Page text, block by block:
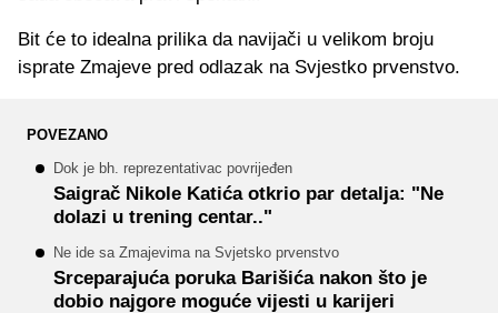
Bit će to idealna prilika da navijači u velikom broju
isprate Zmajeve pred odlazak na Svjestko prvenstvo.
POVEZANO
Dok je bh. reprezentativac povrijeđen
Saigrač Nikole Katića otkrio par detalja: "Ne
dolazi u trening centar.."
Ne ide sa Zmajevima na Svjetsko prvenstvo
Srceparajuća poruka Barišića nakon što je
dobio najgore moguće vijesti u karijeri